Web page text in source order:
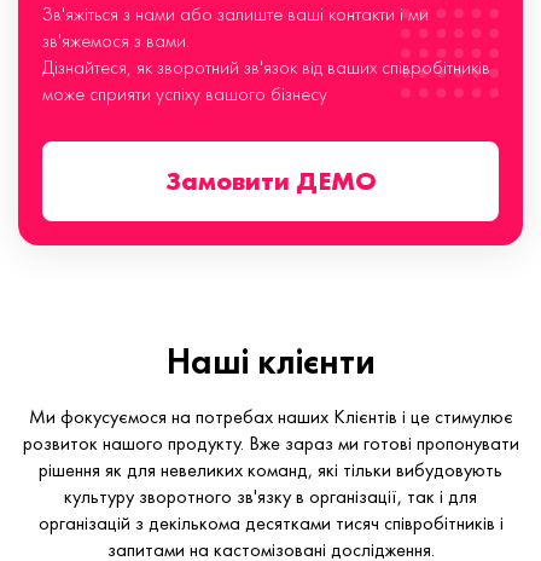
Зв'яжіться з нами або залиште ваші контакти і ми
зв'яжемося з вами.
Дізнайтеся, як зворотний зв'язок від ваших співробітників
може сприяти успіху вашого бізнесу
Замовити ДЕМО
Наші клієнти
Ми фокусуємося на потребах наших Клієнтів і це стимулює
розвиток нашого продукту. Вже зараз ми готові пропонувати
рішення як для невеликих команд, які тільки вибудовують
культуру зворотного зв'язку в організації, так і для
організацій з декількома десятками тисяч співробітників і
запитами на кастомізовані дослідження.